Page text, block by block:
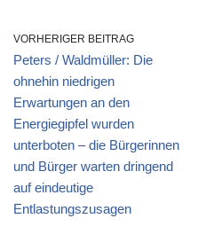
VORHERIGER BEITRAG
Peters / Waldmüller: Die
ohnehin niedrigen
Erwartungen an den
Energiegipfel wurden
unterboten – die Bürgerinnen
und Bürger warten dringend
auf eindeutige
Entlastungszusagen